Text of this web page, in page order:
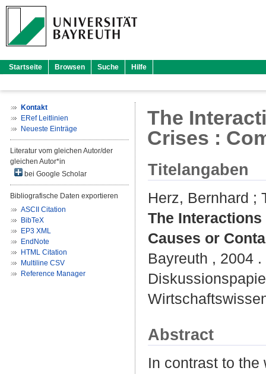
Startseite Browsen Suche Hilfe
Kontakt
ERef Leitlinien
Neueste Einträge
Literatur vom gleichen Autor/der
gleichen Autor*in
bei Google Scholar
Bibliografische Daten exportieren
ASCII Citation
BibTeX
EP3 XML
EndNote
HTML Citation
Multiline CSV
Reference Manager
The
Crises :
Titelangaben
Herz, Bernhard ;
The
Causes or
Bayreuth , 2004
Abstract
In contrast to